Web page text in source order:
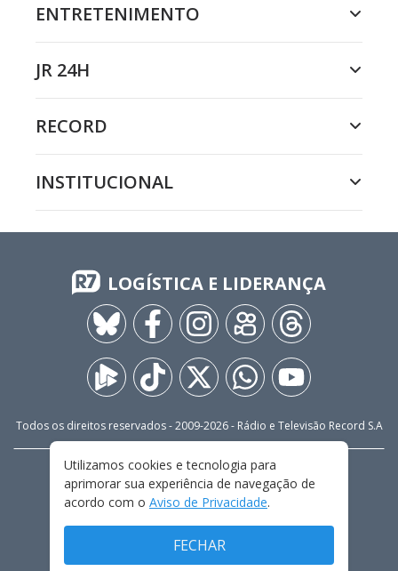
ENTRETENIMENTO
JR 24H
RECORD
INSTITUCIONAL
LOGÍSTICA E LIDERANÇA
Todos os direitos reservados - 2009-2026- Rádio e Televisão Record S.A
FALE CONOSCO
PRIVACIDADE
TERMOS E CONDIÇÕES DE USO
Utilizamos cookies e tecnologia para
aprimorar sua experiência de navegação de
acordo com o Aviso de Privacidade.
FECHAR